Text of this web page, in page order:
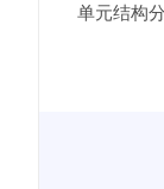
单元结构分